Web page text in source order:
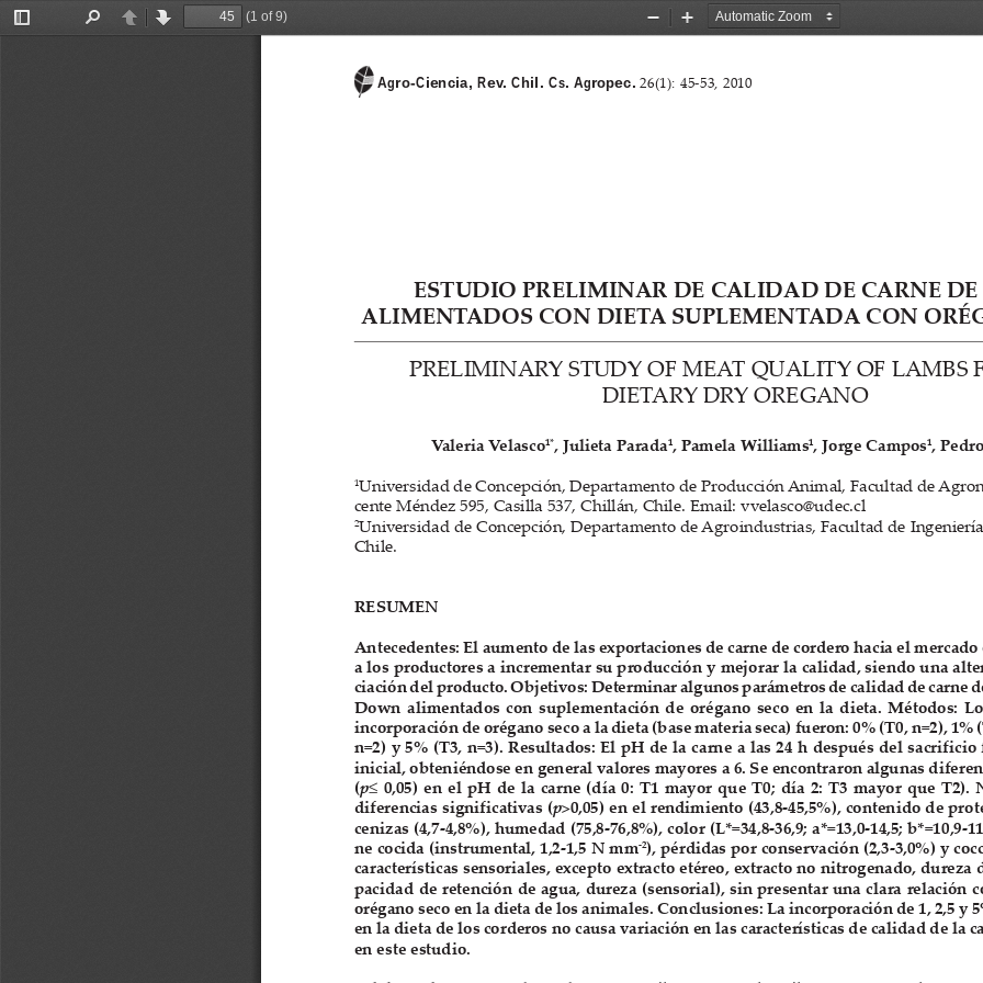
Toggle
PreviousNext
(1 of 9)
Zoom
Zoom
ESTUDIO PRELIMINAR DE CALIDAD DE CARNE
ALIMENTADOS CON DIETA SUPLEMENTADA CON
PRELIMINARY STUDY OF MEAT QUALITY OF LAMBS
DIETARY DRY OREGANO
Valeria Velasco1*, Julieta Parada1, Pamela Williams1, Jorge Campos1,
1Universidad de Concepción, Departamento de Producción Animal, Facultad de
cente Méndez 595, Casilla 537, Chillán, Chile. Email: vvelasco@udec.cl
2Universidad de Concepción, Departamento de Agroindustrias, Facultad de
Chile.
RESUMEN
Antecedentes: El aumento de las exportaciones de carne de cordero hacia el
a los productores a incrementar su producción y mejorar la calidad, siendo una
ciación del producto. Objetivos: Determinar algunos parámetros de calidad de carne
Down  alimentados  con  suplementación  de  orégano  seco  en  la  dieta.  Métodos:
incorporación de orégano seco a la dieta (base materia seca) fueron: 0% (T0, n=2), 1%
n=2) y 5% (T3, n=3). Resultados: El pH de la carne a las 24 h después del
inicial, obteniéndose en general valores mayores a 6. Se encontraron algunas
(p≤ 0,05)  en  el  pH  de  la  carne  (día  0:  T1  mayor  que  T0;  día  2:  T3  mayor  que  T2).
diferencias significativas (p>0,05) en el rendimiento (43,8-45,5%), contenido de
cenizas (4,7-4,8%), humedad (75,8-76,8%), color (L*=34,8-36,9; a*=13,0-14,5; b*=10,9-
ne cocida (instrumental, 1,2-1,5 N mm-2), pérdidas por conservación (2,3-3,0%) y
características sensoriales, excepto extracto etéreo, extracto no nitrogenado, dureza
pacidad de retención de agua, dureza (sensorial), sin presentar una clara relación
orégano seco en la dieta de los animales. Conclusiones: La incorporación de 1, 2,5 y
en la dieta de los corderos no causa variación en las características de calidad de la
en este estudio.
Agro-Ciencia, Rev. Chil. Cs. Agropec. 26(1):  45-53,  2010